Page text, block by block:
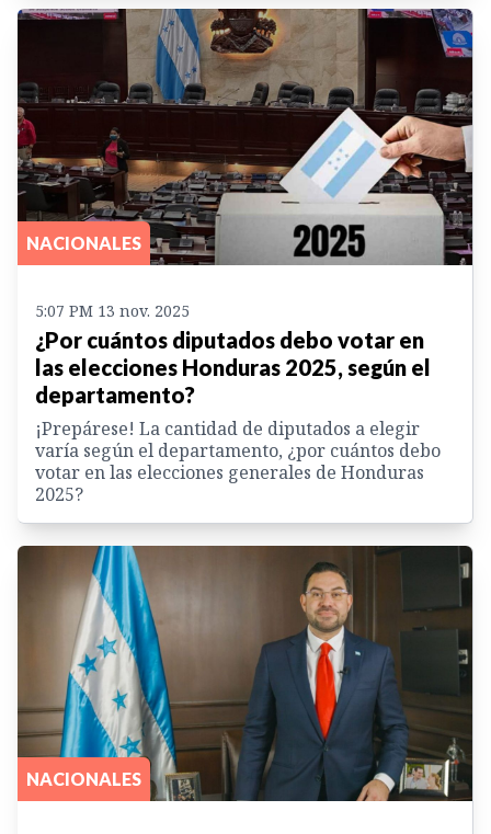
NACIONALES
5:07 PM 13 nov. 2025
¿Por cuántos diputados debo votar en
las elecciones Honduras 2025, según el
departamento?
¡Prepárese! La cantidad de diputados a elegir
varía según el departamento, ¿por cuántos debo
votar en las elecciones generales de Honduras
2025?
NACIONALES